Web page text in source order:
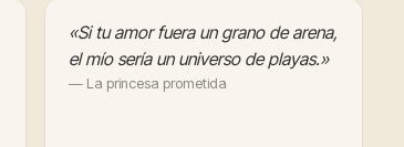
«Si tu amor fuera un grano de arena,
el mío sería un universo de playas.»
— La princesa prometida